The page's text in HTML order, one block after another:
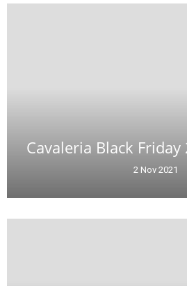
Cavaleria Black
2 Nov 2021